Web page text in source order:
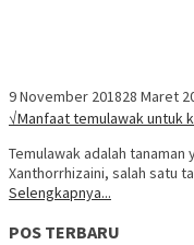
9 November 201828 Maret
√Manfaat temulawak untuk
Temulawak adalah tanaman
Xanthorrhizaini, salah satu
Selengkapnya...
POS TERBARU